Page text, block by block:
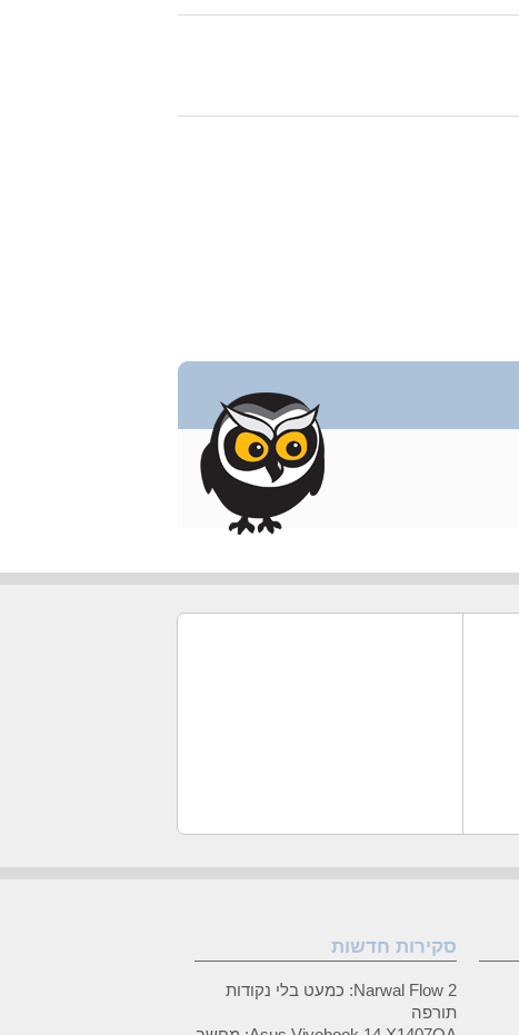
סקירות חדשות
Narwal Flow 2: כמעט בלי נקודות
תורפה